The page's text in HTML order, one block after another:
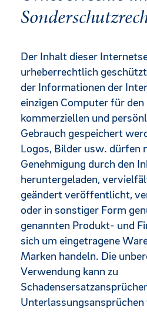
Der Inhalt dieser
urheberrechtlich
der Informationen der
einzigen Computer für
kommerziellen und
Gebrauch gespeichert
Logos, Bilder usw. dürfen
Genehmigung durch den
heruntergeladen,
geändert veröffentlicht,
oder in sonstiger Form
genannten Produkt- und
sich um eingetragene
Marken handeln. Die
Verwendung kann zu
Unterlassungsansprüchen